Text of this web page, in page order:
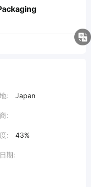
: Japan
:
: 43%
期: